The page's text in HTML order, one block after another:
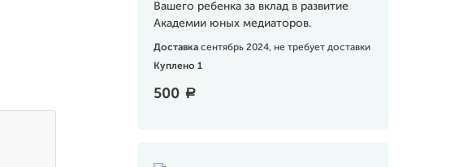
Вашего ребенка за вклад в развитие
Академии юных медиаторов.
Доставка сентябрь 2024, не требует доставки
Куплено 1
500 a